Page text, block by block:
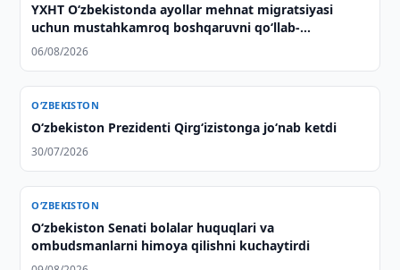
YXHT O‘zbekistonda ayollar mehnat migratsiyasi
uchun mustahkamroq boshqaruvni qo‘llab-
quvvatlaydi
06/08/2026
O‘ZBEKISTON
O‘zbekiston Prezidenti Qirg‘izistonga jo‘nab ketdi
30/07/2026
O‘ZBEKISTON
Oʻzbekiston Senati bolalar huquqlari va
ombudsmanlarni himoya qilishni kuchaytirdi